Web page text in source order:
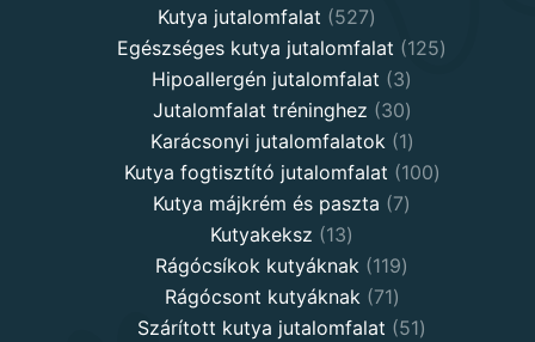
Kutya jutalomfalat 527527
products
Egészséges kutya jutalomfalat 125125
Hipoallergén jutalomfalat 33
products
Jutalomfalat tréninghez 3030
products
Karácsonyi jutalomfalatok 11
product
Kutya fogtisztító jutalomfalat 100100
Kutya májkrém és paszta 77
Kutyakeksz 1313
products
Rágócsíkok kutyáknak 119119
Rágócsont kutyáknak 7171
products
Szárított kutya jutalomfalat 5151